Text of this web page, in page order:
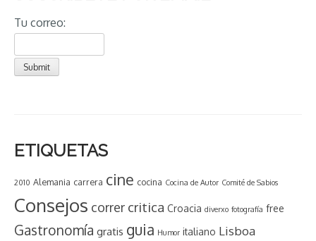
Tu correo:
ETIQUETAS
2010 Alemania carrera cine cocina Cocina de Autor Comité de Sabios
Consejos correr critica Croacia diverxo fotografía free
Gastronomía gratis guia Humor italiano Lisboa